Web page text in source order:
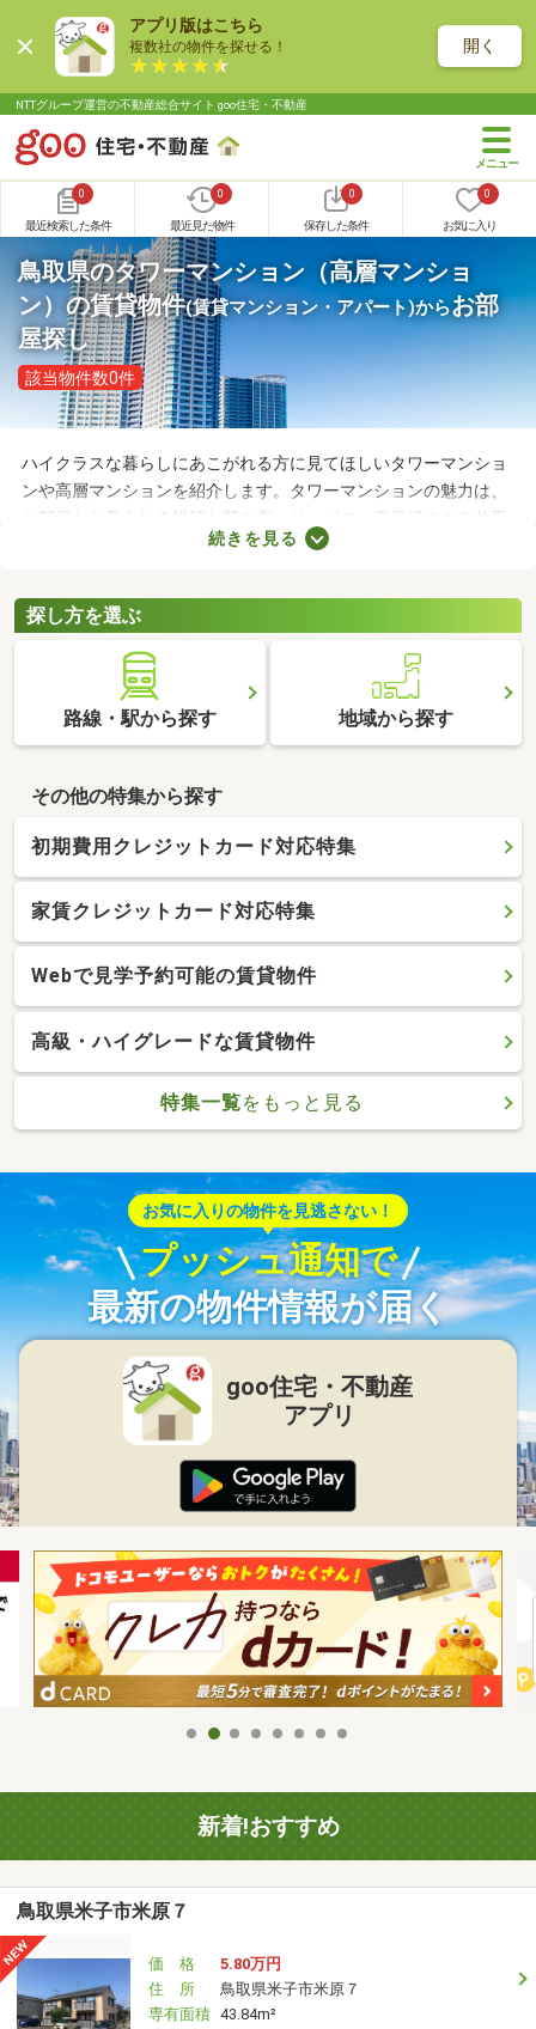
アプリ版はこちら
複数社の物件を探せる！ 開く
NTTグループ運営の不動産総合サイト goo住宅・不動産
0
最近検索した条件
0
最近見た物件
0
保存した条件
0
お気に入り
鳥取県のタワーマンション（高層マンショ
ン）の賃貸物件(賃貸マンション・アパート)からお部
屋探し
該当物件数0件
ハイクラスな暮らしにあこがれる方に見てほしいタワーマンショ
ンや高層マンションを紹介します。タワーマンションの魅力は、
お部屋から見られる眺望と質の高いサービス。高級感のある共用
スペースやコンシェルジュサービスが付属しているので、豊かな
ョンから、気に入る物件を見つけてくださいね。
続きを見る
探し方を選ぶ
路線・駅から探す 地域から探す
その他の特集から探す
初期費用クレジットカード対応特集
家賃クレジットカード対応特集
Webで見学予約可能の賃貸物件
高級・ハイグレードな賃貸物件
特集一覧をもっと見る
お気に入りの物件を見逃さない！
プッシュ通知で
最新の物件情報が届く
goo住宅・不動産
アプリ
新着!おすすめ
鳥取県米子市米原７
価 格
5.80万円
住 所
鳥取県米子市米原７
専有面積 43.84m²